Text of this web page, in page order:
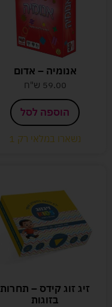
אנומיה – אדום
59.00 ש"ח
הוספה לסל
נשארו במלאי רק 1
זיג זוג קידס – תחרות
בזוגות